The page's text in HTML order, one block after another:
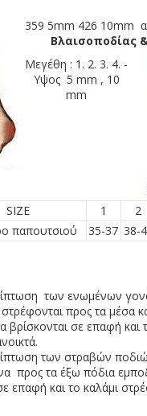
359 5mm 426 10mm
Βλαισοποδίας
Μεγέθη : 1. 2. 3. 4. -
Υψος 5 mm , 10
mm
SIZE 1 2
παπουτσιού
35-37 38-
των ενωμένων
προς τα μέσα
βρίσκονται σε επαφή και
των στραβών
προς τα έξω πόδια
επαφή και το καλάμι